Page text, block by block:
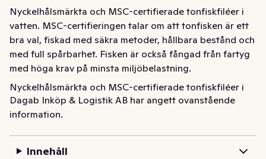
Nyckelhålsmärkta och MSC-certifierade tonfiskfiléer i
vatten. MSC-certifieringen talar om att tonfisken är ett
bra val, fiskad med säkra metoder, hållbara bestånd och
med full spårbarhet. Fisken är också fångad från fartyg
med höga krav på minsta miljöbelastning.
Nyckelhålsmärkta och MSC-certifierade tonfiskfiléer i
vatten. MSC-certifieringen talar om att tonfisken är ett
bra val, fiskad med säkra metoder, hållbara bestånd och
Dagab Inköp & Logistik AB har angett ovanstående
information.
Innehåll